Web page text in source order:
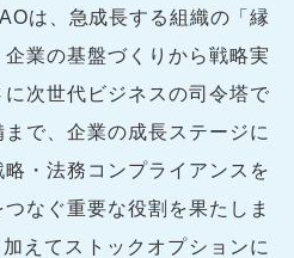
は、急成長する組織の「縁
業の基盤づくりから戦略実
次世代ビジネスの司令塔で
で、企業の成長ステージに
・法務コンプライアンスを
なぐ重要な役割を果たしま
えてストックオプションに